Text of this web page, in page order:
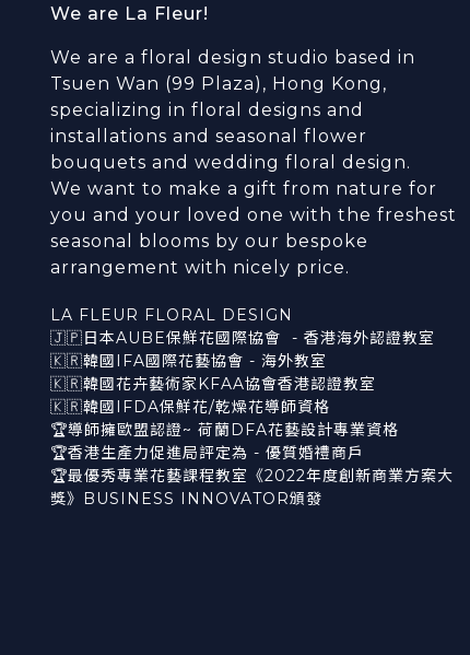
We are La Fleur!
We are a floral design studio based in
Tsuen Wan (99 Plaza), Hong Kong,
specializing in floral designs and
installations and seasonal flower
bouquets and wedding floral design.
We want to make a gift from nature for
you and your loved one with the freshest
seasonal blooms by our bespoke
arrangement with nicely price.
LA FLEUR FLORAL DESIGN
🇯🇵日本AUBE保鮮花國際協會 - 香港海外認證教室
🇰🇷韓國IFA國際花藝協會 - 海外教室
🇰🇷韓國花卉藝術家KFAA協會香港認證教室
🇰🇷韓國IFDA保鮮花/乾燥花導師資格
🏆導師擁歐盟認證~ 荷蘭DFA花藝設計專業資格
🏆香港生產力促進局評定為 - 優質婚禮商戶
🏆最優秀專業花藝課程教室《2022年度創新商業方案大
獎》BUSINESS INNOVATOR頒發